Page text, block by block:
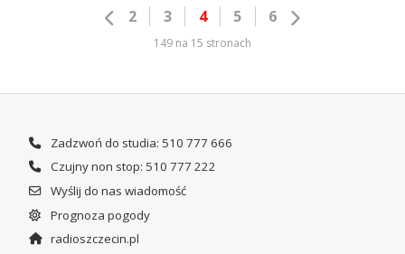
2 3 4 5 6
149 na 15 stronach
Zadzwoń do studia: 510 777 666
Czujny non stop: 510 777 222
Wyślij do nas wiadomość
Prognoza pogody
radioszczecin.pl